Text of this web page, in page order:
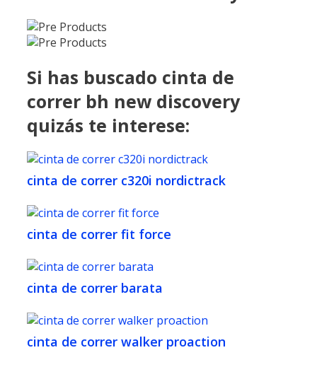
Si has buscado cinta de
correr bh new discovery
quizás te interese:
cinta de correr c320i nordictrack
cinta de correr fit force
cinta de correr barata
cinta de correr walker proaction